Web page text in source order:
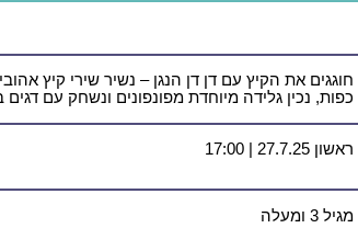
חוגגים את הקיץ עם דן דן הנגן – נשיר שירי קיץ
כפות, נכין גלידה מיוחדת מפונפונים ונשחק עם דגים
ראשון 27.7.25 | 17:00
מגיל 3 ומעלה